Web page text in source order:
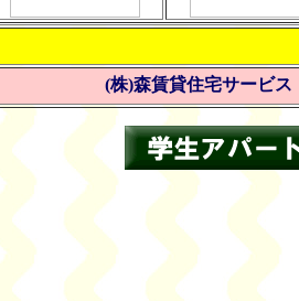
(株)森賃貸住宅サービス